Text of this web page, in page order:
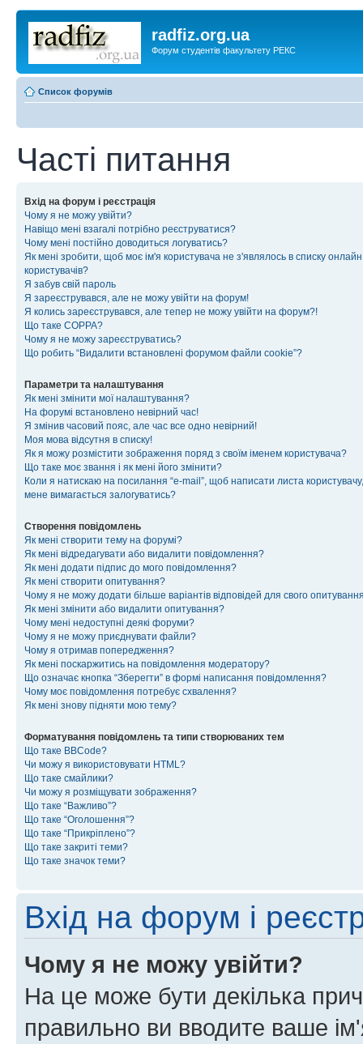
radfiz.org.ua
Форум студентів факультету РЕКС
Список форумів
Часті питання
Вхід на форум і реєстрація
Чому я не можу увійти?
Навіщо мені взагалі потрібно реєструватися?
Чому мені постійно доводиться логуватись?
Як мені зробити, щоб моє ім'я користувача не з'являлось в списку онлайн
користувачів?
Я забув свій пароль
Я зареєструвався, але не можу увійти на форум!
Я колись зареєструвався, але тепер не можу увійти на форум?!
Що таке COPPA?
Чому я не можу зареєструватись?
Що робить “Видалити встановлені форумом файли cookie”?
Параметри та налаштування
Як мені змінити мої налаштування?
На форумі встановлено невірний час!
Я змінив часовий пояс, але час все одно невірний!
Моя мова відсутня в списку!
Як я можу розмістити зображення поряд з своїм іменем користувача?
Що таке моє звання і як мені його змінити?
Коли я натискаю на посилання “e-mail”, щоб написати листа користувачу,
мене вимагається залогуватись?
Створення повідомлень
Як мені створити тему на форумі?
Як мені відредагувати або видалити повідомлення?
Як мені додати підпис до мого повідомлення?
Як мені створити опитування?
Чому я не можу додати більше варіантів відповідей для свого
Як мені змінити або видалити опитування?
Чому мені недоступні деякі форуми?
Чому я не можу приєднувати файли?
Чому я отримав попередження?
Як мені поскаржитись на повідомлення модератору?
Що означає кнопка “Зберегти” в формі написання повідомлення?
Чому моє повідомлення потребує схвалення?
Як мені знову підняти мою тему?
Форматування повідомлень та типи створюваних тем
Що таке BBCode?
Чи можу я використовувати HTML?
Що таке смайлики?
Чи можу я розміщувати зображення?
Що таке “Важливо”?
Що таке “Оголошення”?
Що таке “Прикріплено”?
Що таке закриті теми?
Що таке значок теми?
Вхід на форум і
Чому я не можу увійти?
На це може бути декілька
правильно ви вводите ваше